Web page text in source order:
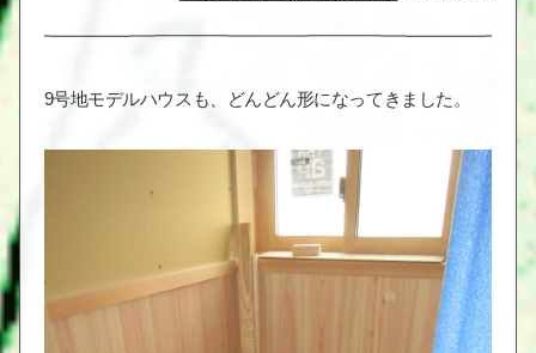
9号地モデルハウスも、どんどん形になってきました。